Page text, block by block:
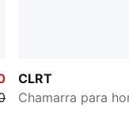
CLRT
Chamarra para